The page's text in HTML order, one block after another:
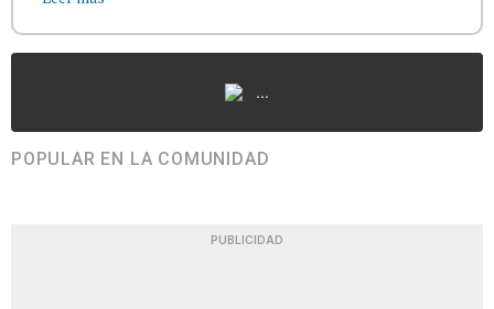
...
POPULAR EN LA COMUNIDAD
PUBLICIDAD